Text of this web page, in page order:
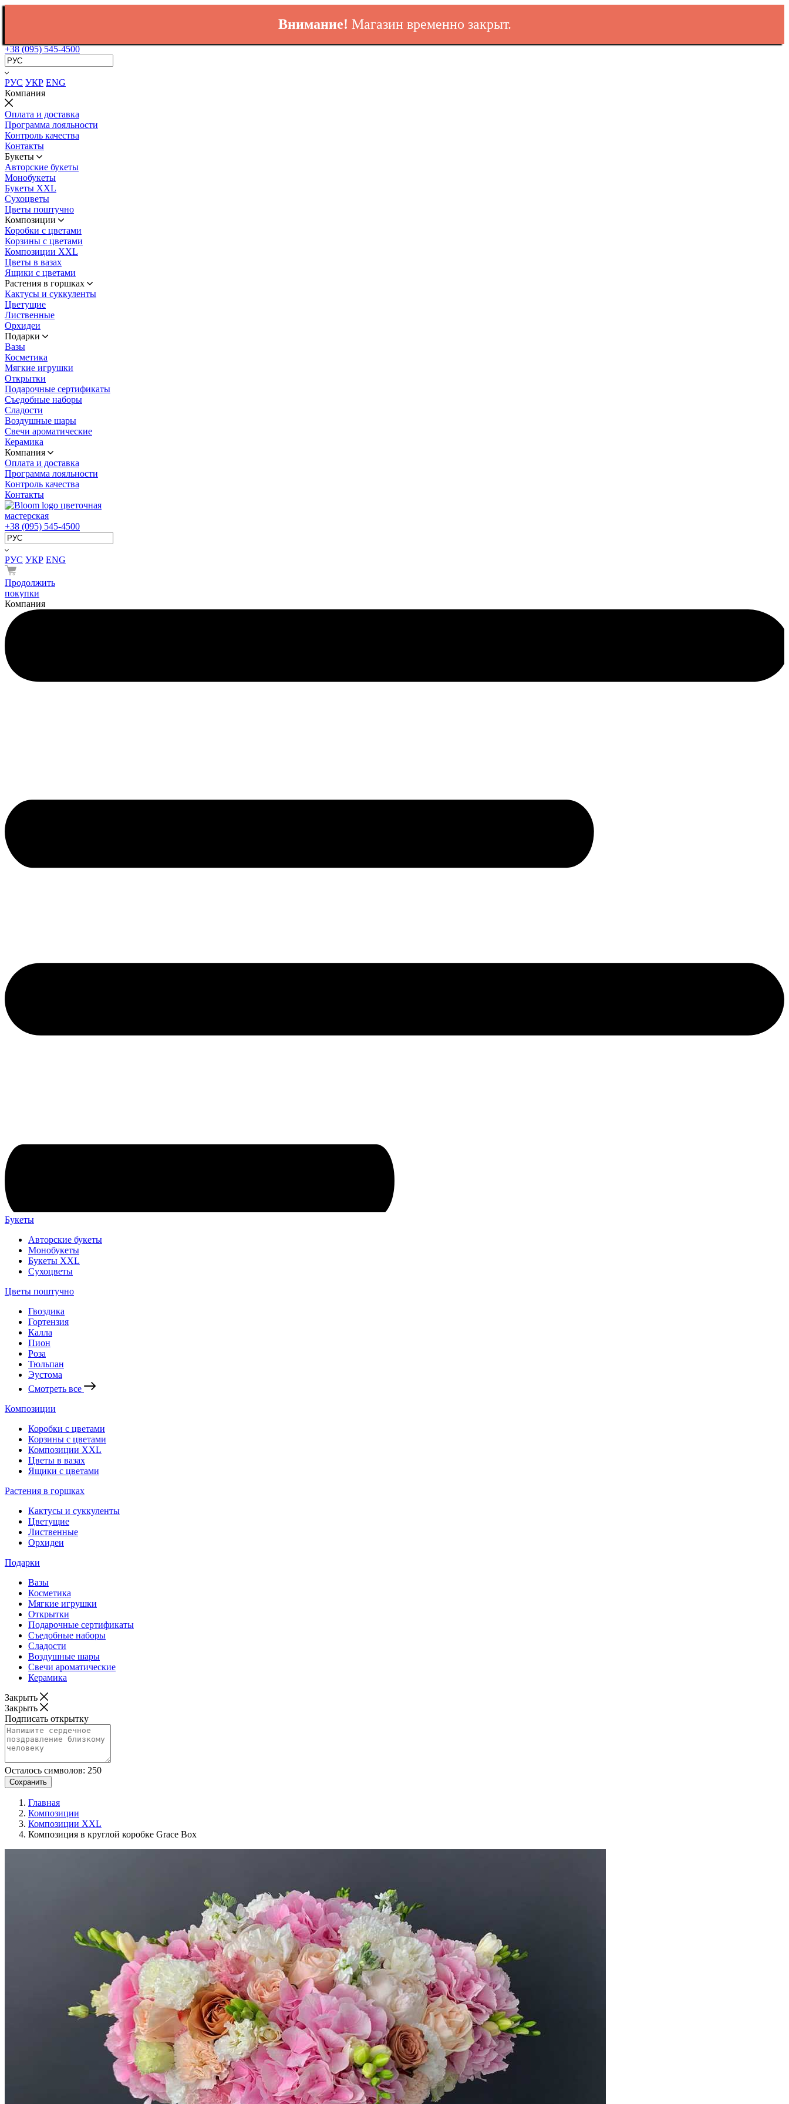
Внимание! Магазин временно закрыт.
+38 (095) 545-4500
РУС УКР ENG
Компания
Оплата и доставка
Программа лояльности
Контроль качества
Контакты
Букеты
Авторские букеты
Монобукеты
Букеты XXL
Сухоцветы
Цветы поштучно
Композиции
Коробки с цветами
Корзины с цветами
Композиции XXL
Цветы в вазах
Ящики с цветами
Растения в горшках
Кактусы и суккуленты
Цветущие
Лиственные
Орхидеи
Подарки
Вазы
Косметика
Мягкие игрушки
Открытки
Подарочные сертификаты
Съедобные наборы
Сладости
Воздушные шары
Свечи ароматические
Керамика
Компания
Оплата и доставка
Программа лояльности
Контроль качества
Контакты
цветочная
мастерская
+38 (095) 545-4500
РУС УКР ENG
Продолжить
покупки
Компания
Букеты
Авторские букеты
Монобукеты
Букеты XXL
Сухоцветы
Цветы поштучно
Гвоздика
Гортензия
Калла
Пион
Роза
Тюльпан
Эустома
Смотреть все
Композиции
Коробки с цветами
Корзины с цветами
Композиции XXL
Цветы в вазах
Ящики с цветами
Растения в горшках
Кактусы и суккуленты
Цветущие
Лиственные
Орхидеи
Подарки
Вазы
Косметика
Мягкие игрушки
Открытки
Подарочные сертификаты
Съедобные наборы
Сладости
Воздушные шары
Свечи ароматические
Керамика
Закрыть
Закрыть
Подписать открытку
Осталось символов: 250
Сохранить
Главная
Композиции
Композиции XXL
Композиция в круглой коробке Grace Box